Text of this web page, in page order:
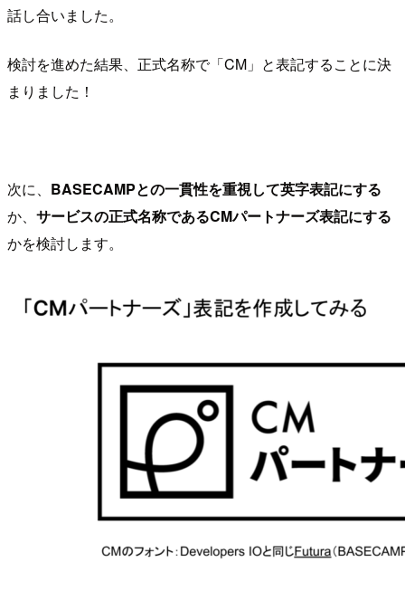
話し合いました。
検討を進めた結果、正式名称で「CM」と表記することに決
まりました！
次に、 BASECAMPとの一貫性を重視して英字表記にする
か、 サービスの正式名称であるCMパートナーズ表記にする
かを検討します。